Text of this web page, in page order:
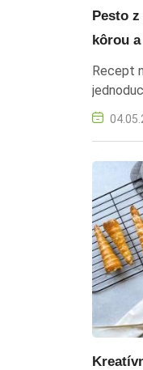
Pesto
kôrou
Recept
olej,